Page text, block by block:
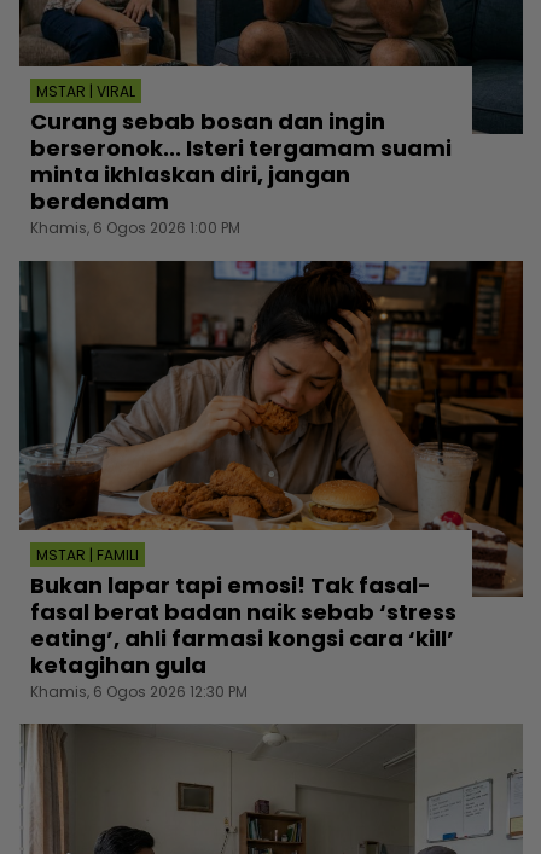
MSTAR | VIRAL
Curang sebab bosan dan ingin
berseronok... Isteri tergamam suami
minta ikhlaskan diri, jangan
berdendam
Khamis, 6 Ogos 2026 1:00 PM
MSTAR | FAMILI
Bukan lapar tapi emosi! Tak fasal-
fasal berat badan naik sebab ‘stress
eating’, ahli farmasi kongsi cara ‘kill’
ketagihan gula
Khamis, 6 Ogos 2026 12:30 PM